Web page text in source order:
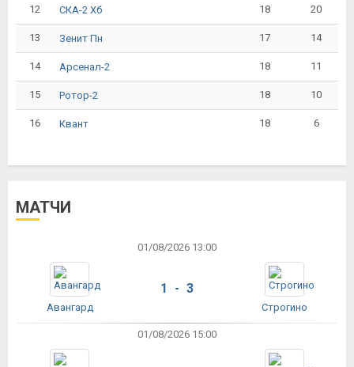
12 СКА-2 Хб 18 20
13 Зенит Пн 17 14
14 Арсенал-2 18 11
15 Ротор-2 18 10
16 Квант 18 6
МАТЧИ
01/08/2026 13:00
Авангард
1 - 3
Строгино
01/08/2026 15:00